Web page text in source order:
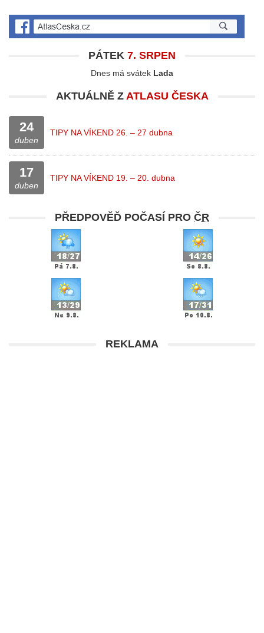
PÁTEK 7. SRPEN
Dnes má svátek Lada
AKTUÁLNĚ Z ATLASU ČESKA
24
duben
TIPY NA VÍKEND 26. – 27 dubna
17
duben
TIPY NA VÍKEND 19. – 20. dubna
PŘEDPOVĚĎ POČASÍ PRO ČR
REKLAMA